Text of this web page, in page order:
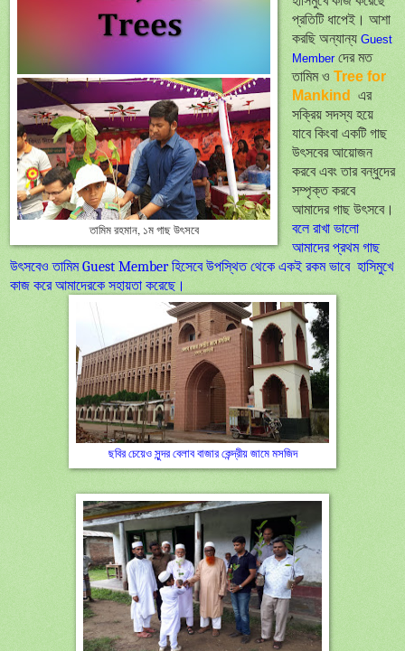
তামিম রহমান, ১ম গাছ উৎসবে
প্রতিটি ধাপেই। আশা
করছি অন্যান্য Guest
Memberদের মত
তামিম ও Tree for
Mankind
এর
সক্রিয় সদস্য হয়ে
যাবে কিংবা একটি গাছ
উৎসবের আয়োজন
করবে এবং তার বন্ধুদের
সম্পৃক্ত করবে
আমাদের গাছ উৎসবে।
বলে রাখা ভালো
আমাদের প্রথম গাছ
উৎসবেও তামিমGuest Member হিসেবে উপস্থিত থেকে একই রকম ভাবে হাসিমুখে
কাজ করে আমাদেরকে সহায়তা করেছে।
ছবির চেয়েও সুন্দর বেলাব বাজার কেন্দ্রীয় জামে মসজিদ